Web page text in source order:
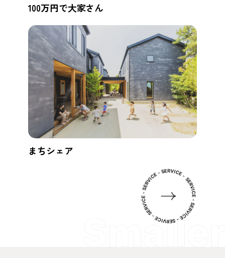
100万円で大家さん
まちシェア